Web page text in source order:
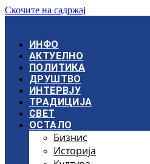
Скочите на садржај
ИНФО
АКТУЕЛНО
ПОЛИТИКА
ДРУШТВО
ИНТЕРВЈУ
ТРАДИЦИЈА
СВЕТ
ОСТАЛО
Бизнис
Историја